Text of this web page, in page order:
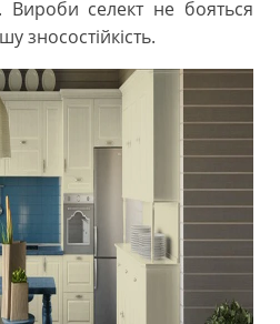
Вироби селект не бояться
зносостійкість.